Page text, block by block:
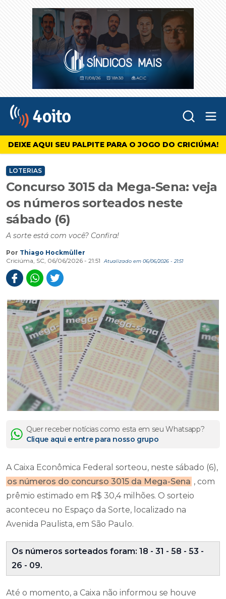
4oito
DEIXE AQUI SEU PALPITE PARA O JOGO DO CRICIÚMA!
LOTERIAS
Concurso 3015 da Mega-Sena: veja
os números sorteados neste
sábado (6)
A sorte está com você? Confira!
Por Thiago Hockmüller
Criciúma, SC, 06/06/2026 - 21:51
Atualizado em 06/06/2026 - 21:51
Quer receber notícias como esta em seu Whatsapp?
Clique aqui e entre para nosso grupo
A Caixa Econômica Federal sorteou, neste sábado (6),
os números do concurso 3015 da Mega-Sena , com
prêmio estimado em R$ 30,4 milhões. O sorteio
aconteceu no Espaço da Sorte, localizado na
Avenida Paulista, em São Paulo.
Os números sorteados foram: 18 - 31 - 58 - 53 -
26 - 09.
Até o momento, a Caixa não informou se houve